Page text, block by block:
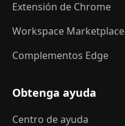
Extensión de Chrome
Workspace Marketplace
Complementos Edge
Obtenga ayuda
Centro de ayuda